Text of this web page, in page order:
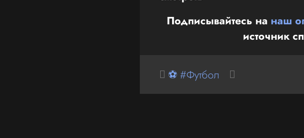
Подписывайтесь на наш
источник
⚽ #Футбол